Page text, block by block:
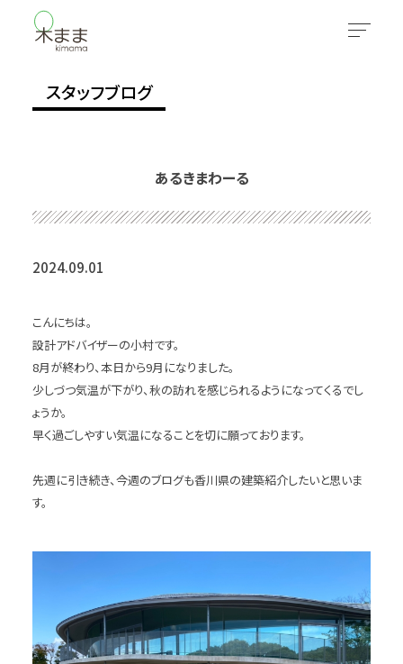
スタッフブログ
あるきまわーる
2024.09.01
こんにちは。
設計アドバイザーの小村です。
8月が終わり、本日から9月になりました。
少しづつ気温が下がり、秋の訪れを感じられるようになってくるでし
ょうか。
早く過ごしやすい気温になることを切に願っております。
先週に引き続き、今週のブログも香川県の建築紹介したいと思いま
す。